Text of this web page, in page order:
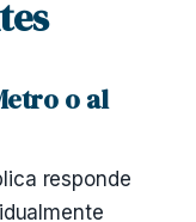
o al
responde